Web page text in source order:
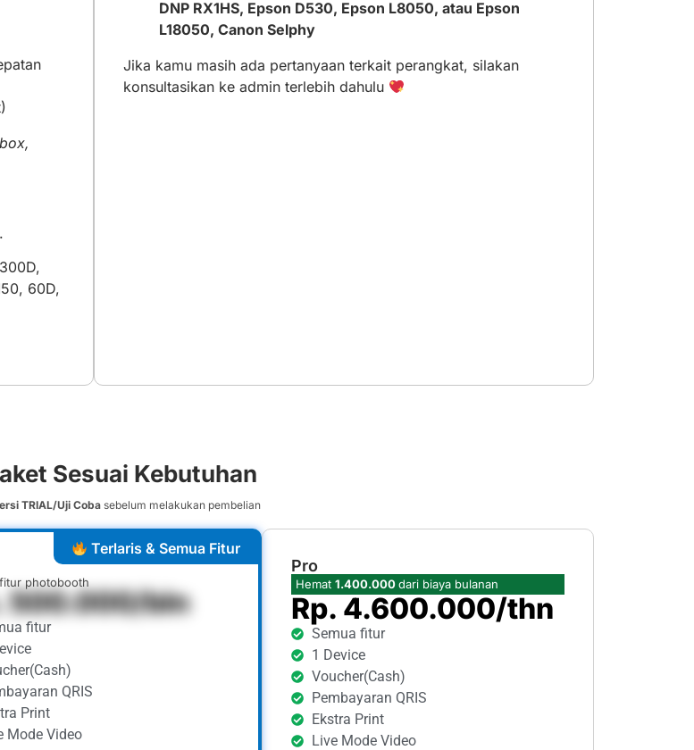
60D,
DNP RX1HS, Epson D530, Epson L8050, atau Epson
L18050, Canon Selphy
Jika kamu masih ada pertanyaan terkait perangkat, silakan
konsultasikan ke admin terlebih dahulu
Sesuai Kebutuhan
TRIAL/Uji Cobasebelum melakukan pembelian
photobooth
500.000/bln
fitur
QRIS
Print
Mode Video
Terlaris & Semua Fitur
Pro
Hemat1.400.000dari biaya bulanan
Rp. 4.600.000/thn
Semua fitur
1 Device
Voucher(Cash)
Pembayaran QRIS
Ekstra Print
Live Mode Video